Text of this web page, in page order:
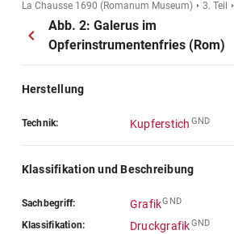
La Chausse 1690 (Romanum Museum) 3. Teil
Abb. 2: Galerus im
Opferinstrumentenfries (Rom)
Herstellung
Technik: Kupferstich GND
Klassifikation und Beschreibung
Sachbegriff: GrafikGND
Klassifikation: DruckgrafikGND